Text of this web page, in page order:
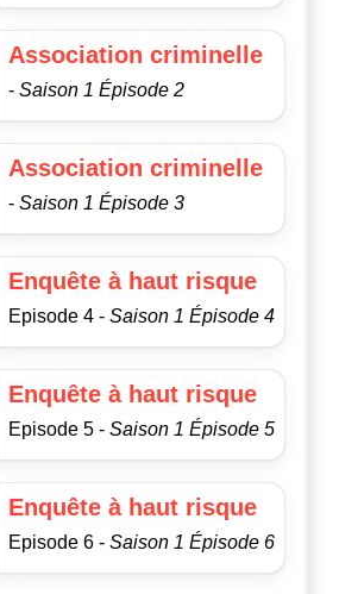
Association criminelle
- Saison 1 Épisode 2
Association criminelle
- Saison 1 Épisode 3
Enquête à haut risque
Episode 4 - Saison 1 Épisode 4
Enquête à haut risque
Episode 5 - Saison 1 Épisode 5
Enquête à haut risque
Episode 6 - Saison 1 Épisode 6